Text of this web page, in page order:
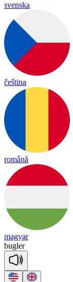
svenska
čeština
română
magyar
bugler